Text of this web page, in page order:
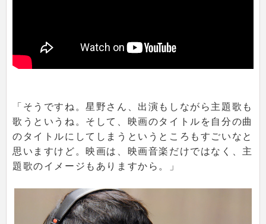
「そうですね。星野さん、出演もしながら主題歌も
歌うというね。そして、映画のタイトルを自分の曲
のタイトルにしてしまうというところもすごいなと
思いますけど。映画は、映画音楽だけではなく、主
題歌のイメージもありますから。」